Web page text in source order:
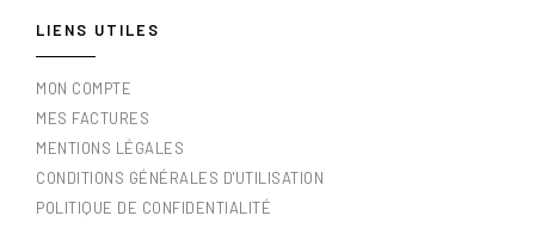
LIENS UTILES
MON COMPTE
MES FACTURES
MENTIONS LÉGALES
CONDITIONS GÉNÉRALES D'UTILISATION
POLITIQUE DE CONFIDENTIALITÉ